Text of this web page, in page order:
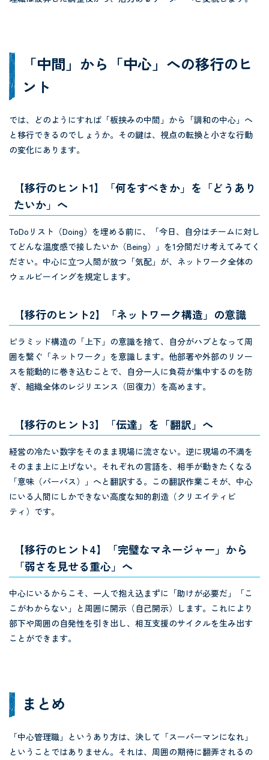
「中間」から「中心」への移行のヒ
ント
では、どのようにすれば「板挟みの中間」から「調和の中心」へ
と移行できるのでしょうか。その鍵は、視点の転換と小さな行動
の変化にあります。
【移行のヒント1】「何をすべきか」を「どうあり
たいか」へ
ToDoリスト（Doing）を埋める前に、「今日、自分はチームに対し
てどんな温度感で接したいか（Being）」を1分間だけ考えてみてく
ださい。中心に立つ人間が放つ「気配」が、ネットワーク全体の
ウェルビーイングを規定します。
【移行のヒント2】「ネットワーク構造」の意識
ピラミッド構造の「上下」の意識を捨て、自分がハブとなって周
囲を繋ぐ「ネットワーク」を意識します。他部署や外部のリソー
スを能動的に巻き込むことで、自分一人に負荷が集中するのを防
ぎ、組織全体のレジリエンス（回復力）を高めます。
【移行のヒント3】「伝達」を「翻訳」へ
経営の冷たい数字をそのまま現場に流さない。逆に現場の不満を
そのまま上に上げない。それぞれの言語を、相手が動きたくなる
「意味（パーパス）」へと翻訳する。この翻訳作業こそが、中心
にいる人間にしかできない高度な知的創造（クリエイティビ
ティ）です。
【移行のヒント4】「完璧なマネージャー」から
「弱さを見せる重心」へ
中心にいるからこそ、一人で抱え込まずに「助けが必要だ」「こ
こがわからない」と周囲に開示（自己開示）します。これにより
部下や周囲の自発性を引き出し、相互支援のサイクルを生み出す
ことができます。
まとめ
「中心管理職」というあり方は、決して「スーパーマンになれ」
ということではありません。それは、周囲の期待に翻弄されるの